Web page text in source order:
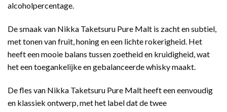
alcoholpercentage.
De smaak van Nikka Taketsuru Pure Malt is zacht en subtiel,
met tonen van fruit, honing en een lichte rokerigheid. Het
heeft een mooie balans tussen zoetheid en kruidigheid, wat
het een toegankelijke en gebalanceerde whisky maakt.
De fles van Nikka Taketsuru Pure Malt heeft een eenvoudig
en klassiek ontwerp, met het label dat de twee